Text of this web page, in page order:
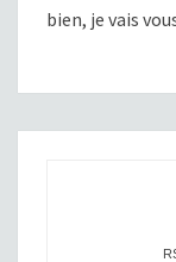
bien, je vais